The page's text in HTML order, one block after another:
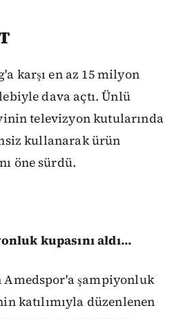
karşı en az 15 milyon
dava açtı. Ünlü
televizyon kutularında
kullanarak ürün
öne sürdü.
kupasını aldı…
Amedspor'a şampiyonluk
katılımıyla düzenlenen